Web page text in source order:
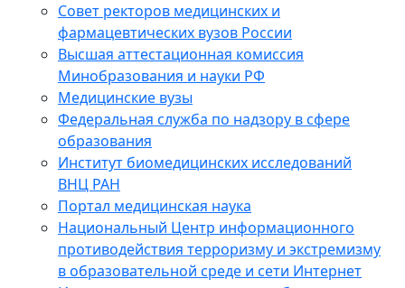
Совет ректоров медицинских и
фармацевтических вузов России
Высшая аттестационная комиссия
Минобразования и науки РФ
Медицинские вузы
Федеральная служба по надзору в сфере
образования
Институт биомедицинских исследований
ВНЦ РАН
Портал медицинская наука
Национальный Центр информационного
противодействия терроризму и экстремизму
в образовательной среде и сети Интернет